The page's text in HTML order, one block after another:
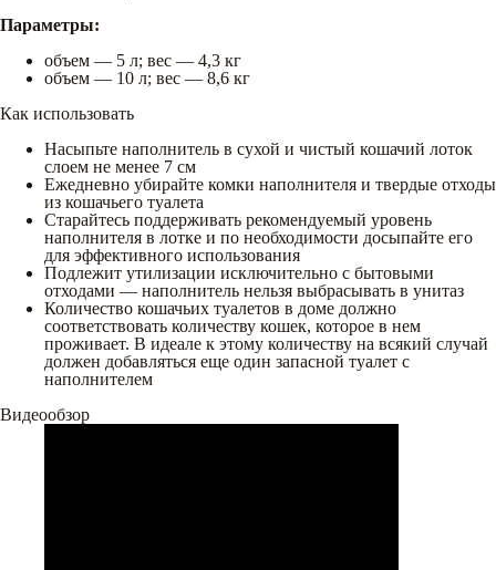
Параметры:
объем — 5 л; вес — 4,3 кг
объем — 10 л; вес — 8,6 кг
Как использовать
Насыпьте наполнитель в сухой и чистый кошачий лоток
слоем не менее 7 см
Ежедневно убирайте комки наполнителя и твердые отходы
из кошачьего туалета
Старайтесь поддерживать рекомендуемый уровень
наполнителя в лотке и по необходимости досыпайте его
для эффективного использования
Подлежит утилизации исключительно с бытовыми
отходами — наполнитель нельзя выбрасывать в унитаз
Количество кошачьих туалетов в доме должно
соответствовать количеству кошек, которое в нем
проживает. В идеале к этому количеству на всякий случай
должен добавляться еще один запасной туалет с
наполнителем
Видеообзор